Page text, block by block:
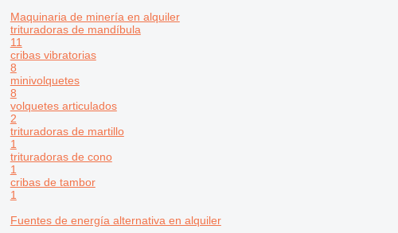
Maquinaria de minería en alquiler
trituradoras de mandíbula
11
cribas vibratorias
8
minivolquetes
8
volquetes articulados
2
trituradoras de martillo
1
trituradoras de cono
1
cribas de tambor
1
Fuentes de energía alternativa en alquiler